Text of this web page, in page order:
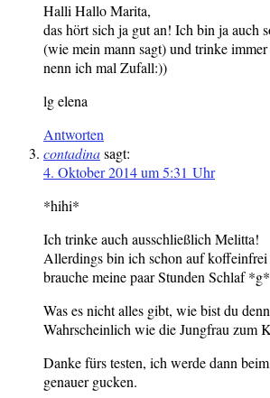
Halli Hallo Marita,
das hört sich ja gut an! Ich bin ja auch
(wie mein mann sagt) und trinke
nenn ich mal Zufall:))
lg elena
Antworten
contadinasagt:
4. Oktober 2014 um 5:31 Uhr
*hihi*
Ich trinke auch ausschließlich Melitta!
Allerdings bin ich schon auf koffeinfrei
brauche meine paar Stunden Schlaf *g*
Was es nicht alles gibt, wie bist du
Wahrscheinlich wie die Jungfrau zum
Danke fürs testen, ich werde dann
genauer gucken.